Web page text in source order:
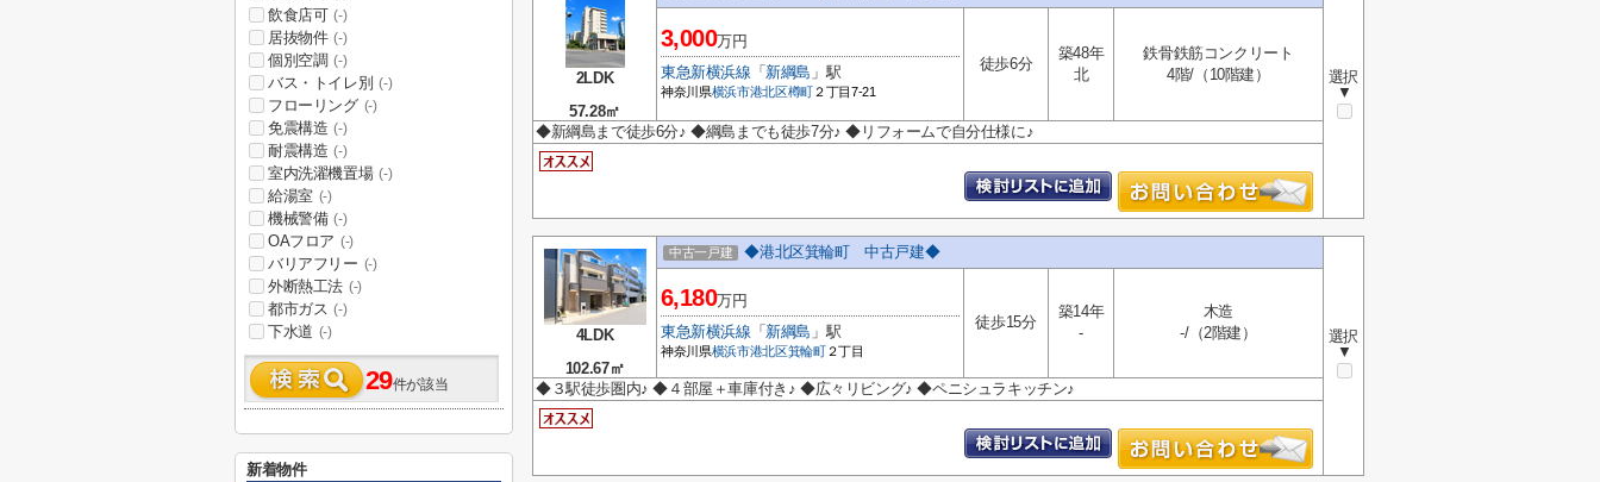
2LDK
57.28㎡
選択
▼
3,000万円
東急新横浜線 「 新綱島 」駅
神奈川県横浜市港北区樽町 ２丁目7-21
徒歩6分
築48年
北
鉄骨鉄筋コンクリート
4階/（10階建）
◆新綱島まで徒歩6分♪ ◆綱島までも徒歩7分♪ ◆リフォームで自分仕様に♪
4LDK
102.67㎡
中古一戸建 ◆港北区箕輪町 中古戸建◆
選択
▼
6,180万円
東急新横浜線 「 新綱島 」駅
神奈川県横浜市港北区箕輪町 ２丁目
徒歩15分
築14年
-
木造
-/（2階建）
◆３駅徒歩圏内♪ ◆４部屋＋車庫付き♪ ◆広々リビング♪ ◆ペニシュラキッチン♪
飲食店可 (-)
居抜物件 (-)
個別空調 (-)
バス・トイレ別 (-)
フローリング (-)
免震構造 (-)
耐震構造 (-)
室内洗濯機置場 (-)
給湯室 (-)
機械警備 (-)
OAフロア (-)
バリアフリー (-)
外断熱工法 (-)
都市ガス (-)
下水道 (-)
29件が該当
新着物件